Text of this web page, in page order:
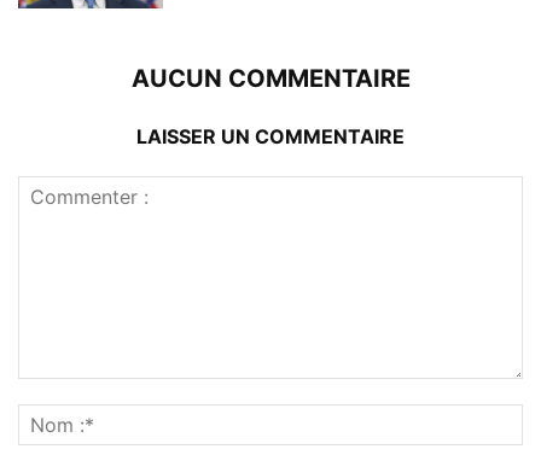
AUCUN COMMENTAIRE
LAISSER UN COMMENTAIRE